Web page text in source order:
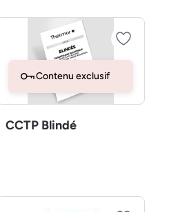
Contenu exclusif
CCTP Blindé